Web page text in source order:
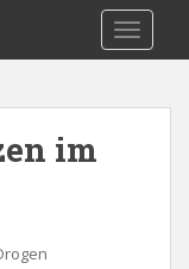
im